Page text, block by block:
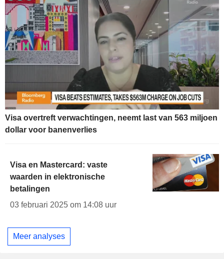
Visa overtreft verwachtingen, neemt last van 563 miljoen
dollar voor banenverlies
Visa en Mastercard: vaste
waarden in elektronische
betalingen
03 februari 2025 om 14:08 uur
Meer analyses